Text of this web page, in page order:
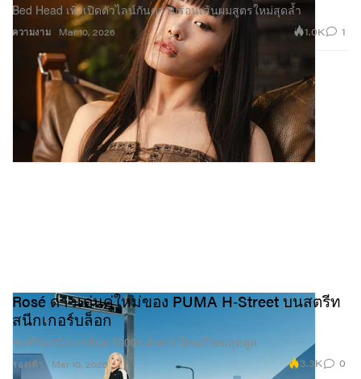
ความงาม
Bed Head เพิ่งเปิดตัวไลน์กันความร้อนเส้นผมสูตรใหม่สุดล้ำ
Mar 10, 2026 1.0K 1
รองเท้า
Rosé ดาวเด่นคู่ใหม่ของ PUMA H‑Street บนสตรีท
สนีกเกอร์บล็อก
ชุบชีวิตสนีกเกอร์ยุค 2000s ด้วย 3 โทนสีใหม่สุดคูล
Mar 10, 2026 3.3K 0